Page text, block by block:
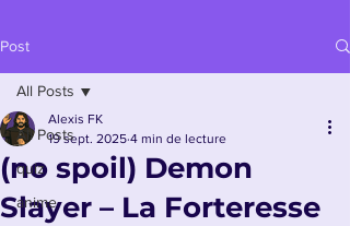
Post
All Posts
quiz
anime
All Posts
(no spoil) Demon
Slayer – La Forteresse
Alexis FK
19 sept. 2025 4 min de lecture